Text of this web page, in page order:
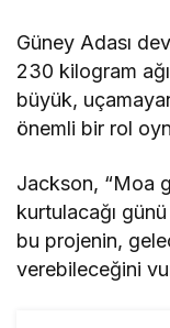
Güney Adası
230 kilogram
büyük,
önemli bir rol
Jackson, “Moa
kurtulacağı
bu projenin,
verebileceğini